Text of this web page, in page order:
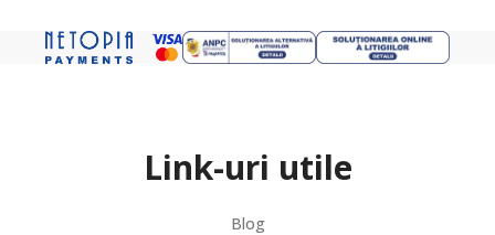
Link-uri utile
Blog